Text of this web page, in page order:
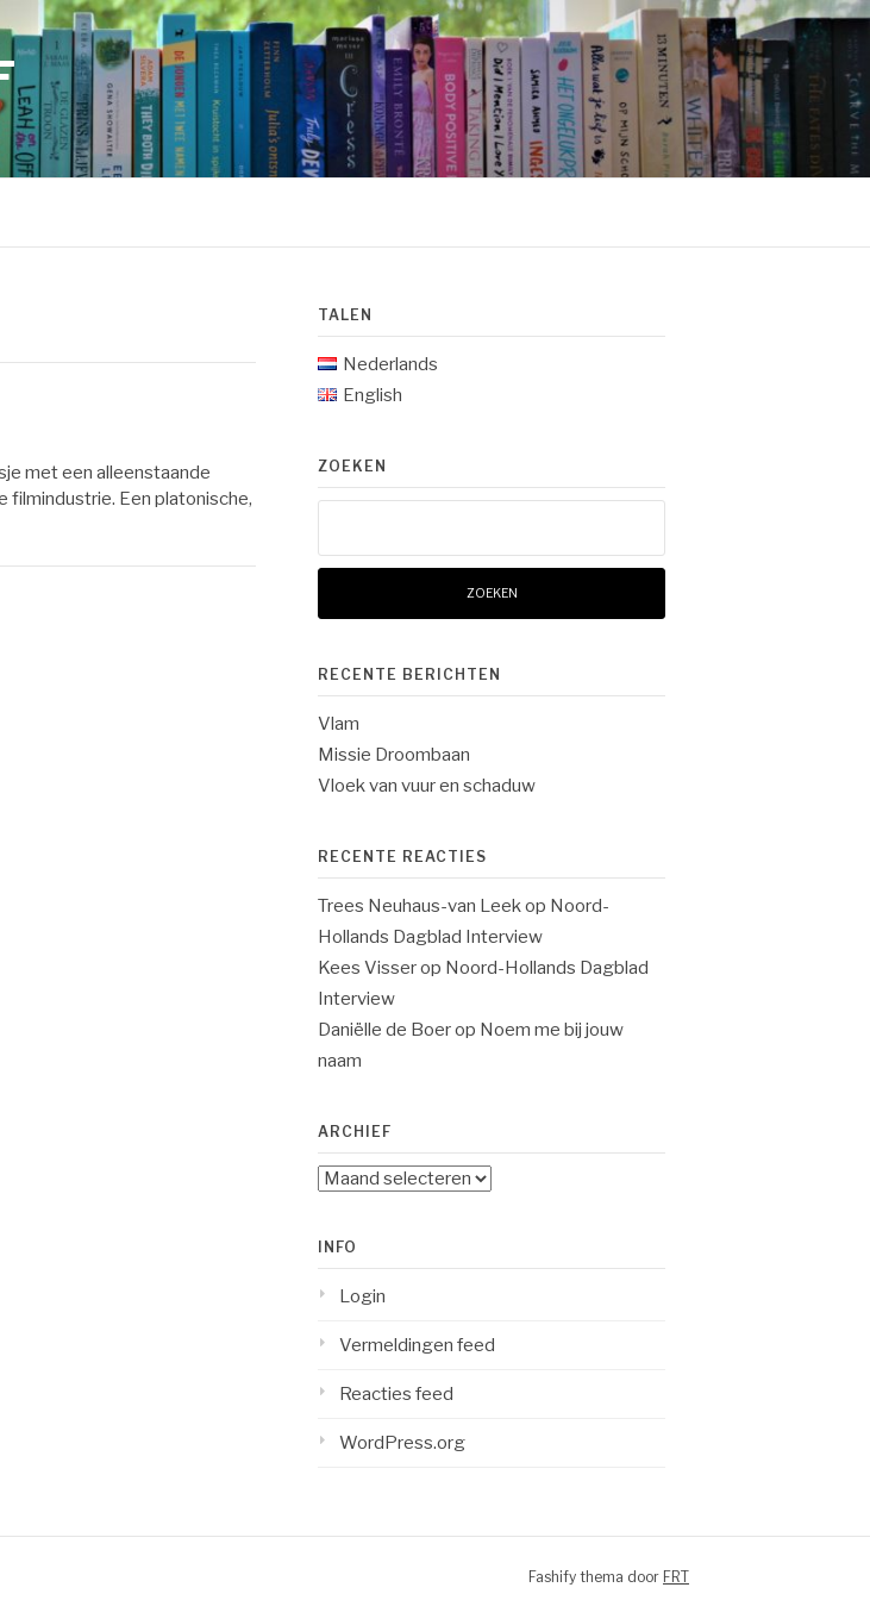
met een alleenstaande
filmindustrie. Een platonische,
TALEN
Nederlands
English
ZOEKEN
RECENTE BERICHTEN
Vlam
Missie Droombaan
Vloek van vuur en schaduw
RECENTE REACTIES
Trees Neuhaus-van Leekop Noord-
Hollands Dagblad Interview
Kees Visserop Noord-Hollands Dagblad
Interview
Daniëlle de Boerop Noem me bij jouw
naam
ARCHIEF
Archief
INFO
Login
Vermeldingen feed
Reacties feed
WordPress.org
Fashify thema door FRT